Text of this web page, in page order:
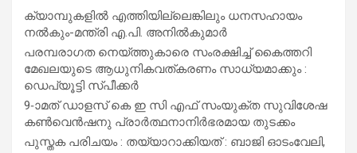
ക്യാമ്പുകളിൽ എത്തിയില്ലെങ്കിലും ധനസഹായം
നൽകും-മന്ത്രി എ.പി. അനിൽകുമാർ
പരമ്പരാഗത നെയ്ത്തുകാരെ സംരക്ഷിച്ച് കൈത്തറി
മേഖലയുടെ ആധുനികവത്കരണം സാധ്യമാക്കും :
ഡെപ്യൂട്ടി സ്പീക്കർ
9-ാമത് ഡാളസ് കെ ഇ സി എഫ് സംയുക്ത സുവിശേഷ
കൺവെൻഷനു പ്രാർത്ഥനാനിർഭരമായ തുടക്കം
പുസ്തക പരിചയം : തയ്യാറാക്കിയത് : ബാജി ഓടംവേലി,